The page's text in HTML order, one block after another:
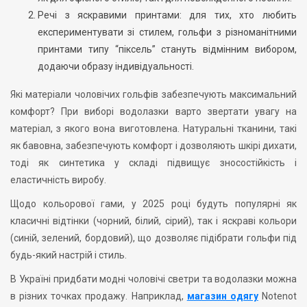
Речі з яскравими принтами: для тих, хто любить
експериментувати зі стилем, гольфи з різноманітними
принтами типу “піксель” стануть відмінним вибором,
додаючи образу індивідуальності.
Які матеріали чоловічих гольфів забезпечують максимальний
комфорт? При виборі водолазки варто звертати увагу на
матеріал, з якого вона виготовлена. Натуральні тканини, такі
як бавовна, забезпечують комфорт і дозволяють шкірі дихати,
тоді як синтетика у складі підвищує зносостійкість і
еластичність виробу.
Щодо кольорової гами, у 2025 році будуть популярні як
класичні відтінки (чорний, білий, сірий), так і яскраві кольори
(синій, зелений, бордовий), що дозволяє підібрати гольфи під
будь-який настрій і стиль.
В Україні придбати модні чоловічі светри та водолазки можна
в різних точках продажу. Наприклад, магазин одягуNotenot